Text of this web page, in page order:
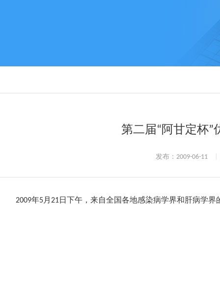
第二届“阿甘定杯”
发布：2009-06-11
2009年5月21日下午，来自全国各地感染病学界和肝病学